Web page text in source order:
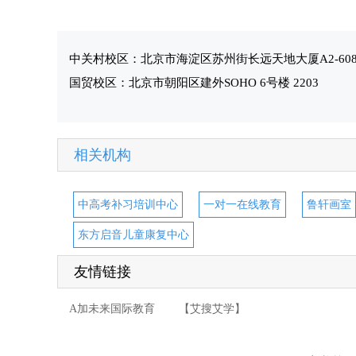
中关村校区：北京市海淀区苏州街长远天地大厦A2-
国贸校区：北京市朝阳区建外SOHO 6号楼 2203
相关机构
中高考补习培训中心 一对一在线教育 鲁轩画室
东方启音儿童康复中心
友情链接
A加未来国际教育 【艾搜艾学】